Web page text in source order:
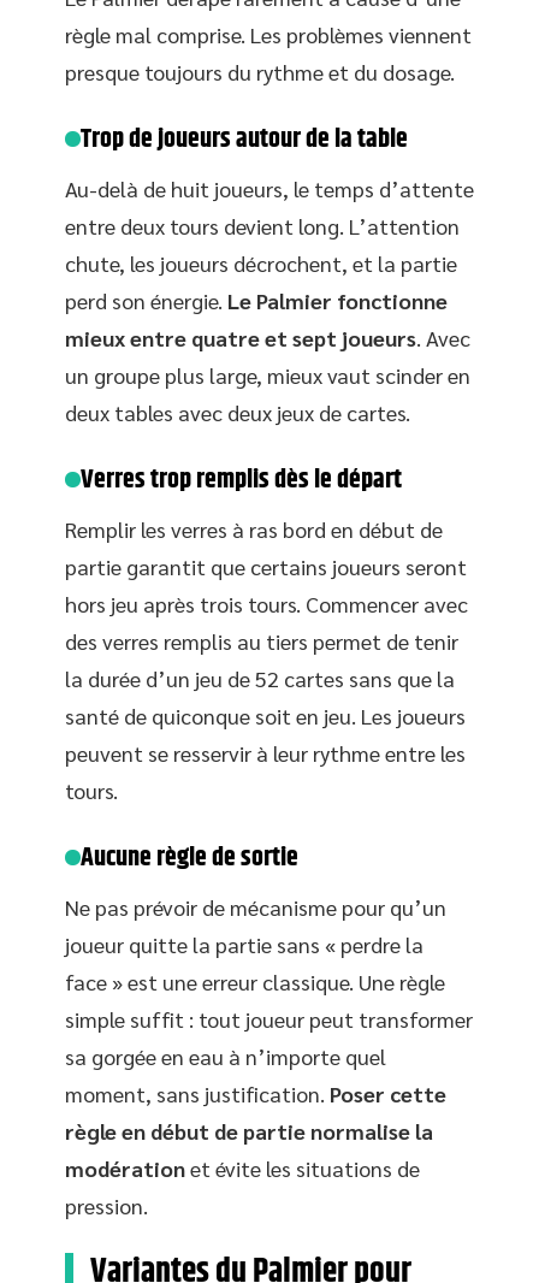
règle mal comprise. Les problèmes viennent
presque toujours du rythme et du dosage.
Trop de joueurs autour de la table
Au-delà de huit joueurs, le temps d’attente
entre deux tours devient long. L’attention
chute, les joueurs décrochent, et la partie
perd son énergie. Le Palmier fonctionne
mieux entre quatre et sept joueurs. Avec
un groupe plus large, mieux vaut scinder en
deux tables avec deux jeux de cartes.
Verres trop remplis dès le départ
Remplir les verres à ras bord en début de
partie garantit que certains joueurs seront
hors jeu après trois tours. Commencer avec
des verres remplis au tiers permet de tenir
la durée d’un jeu de 52 cartes sans que la
santé de quiconque soit en jeu. Les joueurs
peuvent se resservir à leur rythme entre les
tours.
Aucune règle de sortie
Ne pas prévoir de mécanisme pour qu’un
joueur quitte la partie sans « perdre la
face » est une erreur classique. Une règle
simple suffit : tout joueur peut transformer
sa gorgée en eau à n’importe quel
moment, sans justification. Poser cette
règle en début de partie normalise la
modérationet évite les situations de
pression.
Variantes du Palmier pour